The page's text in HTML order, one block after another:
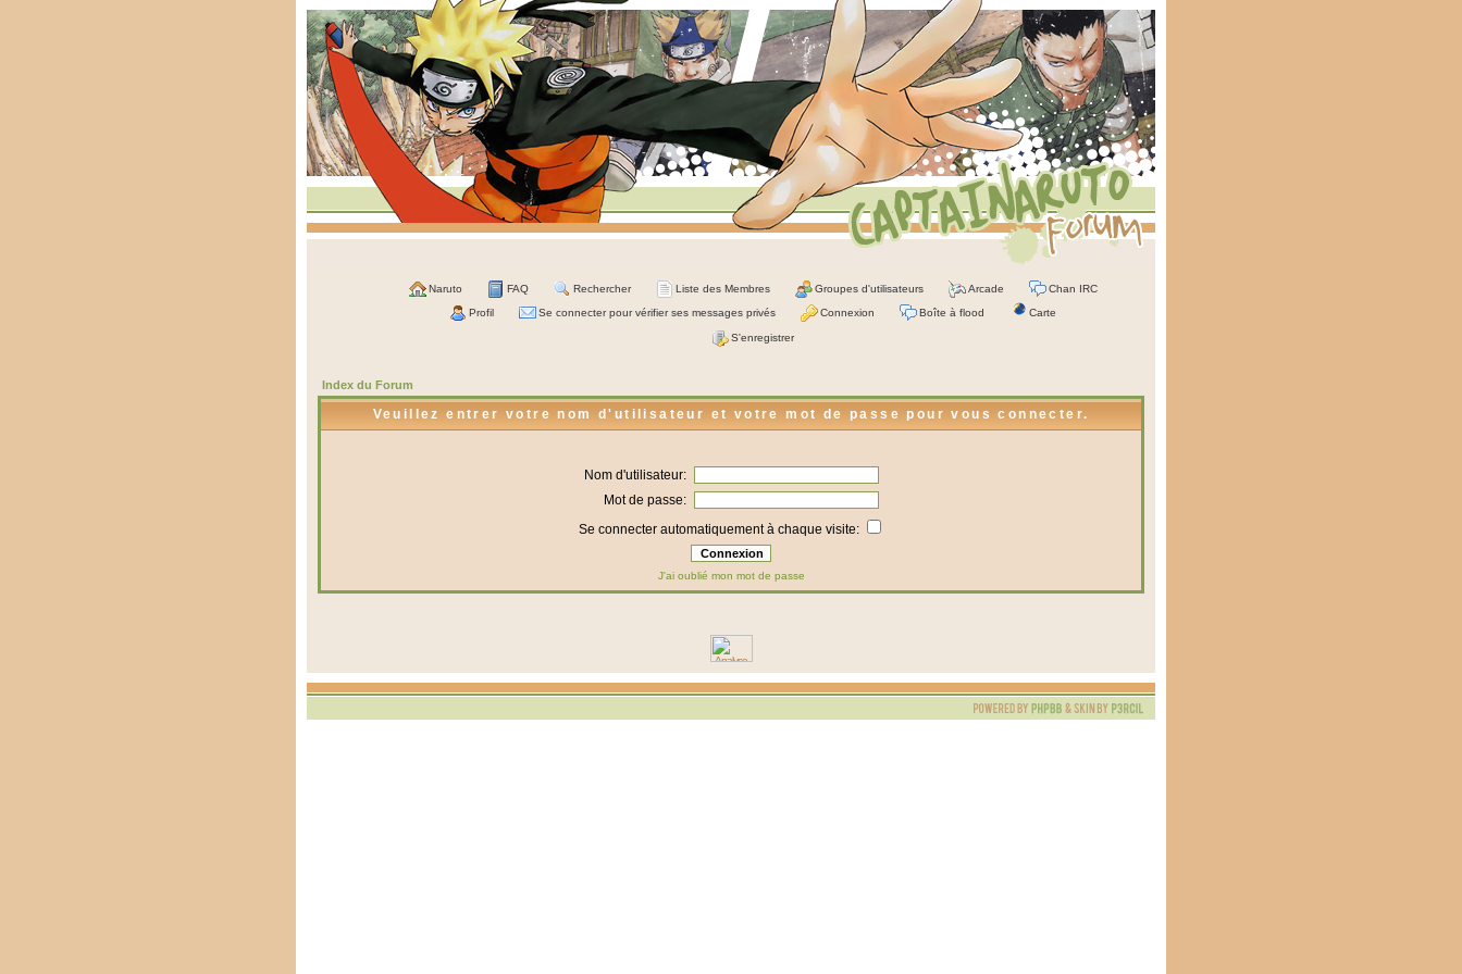
Naruto FAQ Rechercher Liste des Membres Groupes d'utilisateurs Arcade Chan IRC
Profil Se connecter pour vérifier ses messages privés Connexion Boîte à flood Carte
S'enregistrer
Index du Forum
Veuillez entrer votre nom d'utilisateur et votre mot de passe pour vous connecter.
Nom d'utilisateur:
Mot de passe:
Se connecter automatiquement à chaque visite:
J'ai oublié mon mot de passe